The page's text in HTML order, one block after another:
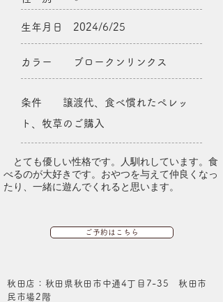
生年月日 2024/6/25
カラー ブロークンリンクス
条件 譲渡代、食べ慣れたペレッ
ト、牧草のご購入
​ とても優しい性格です。人馴れしています。食
べるのが大好きです。おやつを与えて仲良くなっ
たり、一緒に遊んでくれると思います。
ご予約はこちら
秋田店：秋田県秋田市中通4丁目7-35 秋田市
民市場2階